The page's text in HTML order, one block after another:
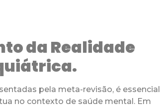
da Realidade
pela meta-revisão, é essencial
no contexto de saúde mental. Em